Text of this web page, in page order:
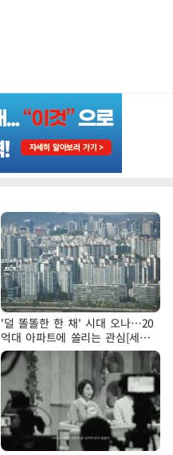
'덜 똘똘한 한 채' 시대 오나…20
억대 아파트에 쏠리는 관심[세제
개편, 그 이후②]